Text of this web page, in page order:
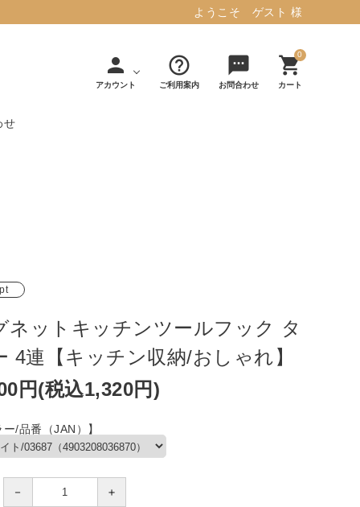
ようこそ ゲスト 様
person
アカウント
help_outline
ご利用案内
sms
お問合わせ
0
shopping_cart
カート
詳しく見る
せ
ネットキッチンツールフック タ
4連【キッチン収納/おしゃれ】
円(税込1,320円)
/品番（JAN）】
－ ＋